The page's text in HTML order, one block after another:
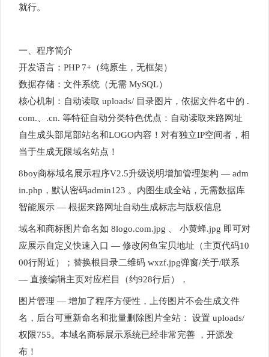
就行。
一、程序简介
开发语言：PHP 7+（纯原生，无框架）
数据存储：文件系统（无需 MySQL）
核心机制：自动读取 uploads/ 目录图片，依据文件名中的 .
com.、.cn. 等特征自动分类特色优点：自动读取来路网址
自生成头部尾部站名和LOGO内容！对有独立IP空间者，相
当于生成无限域名站点！
8boy商标域名展示程序V2.5升级说明增加管理架构 — adm
in.php，默认密码admin123 。内图生成全站，无需数据库
智能展示 — 根据来路网址自动生成标志与版权信息
域名和商标图片命名如 8logo.com.jpg 、 小黄蜂.jpg 即可对
应展示自定义快速入口 — 修改闲鱼宝贝地址（主页代码10
00行附近）；替换根目录二维码 wxzf.jpg弹窗/关于/联系
— 直接编辑主页对应栏目（约928行后），
图片管理 — 增加了程序方便性，上传图片不会生成文件
名，后台可重新命名和批量删除图片全站： 设置 uploads/
权限755。本域名商标展示系统已经非常完善 ，开源发
布！